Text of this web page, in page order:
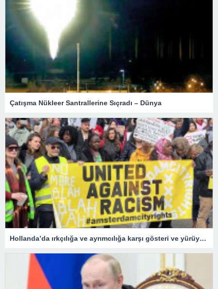
Çatışma Nükleer Santrallerine Sıçradı – Dünya
Hollanda’da ırkçılığa ve ayrımcılığa karşı gösteri ve yürüyüş düzenlendi